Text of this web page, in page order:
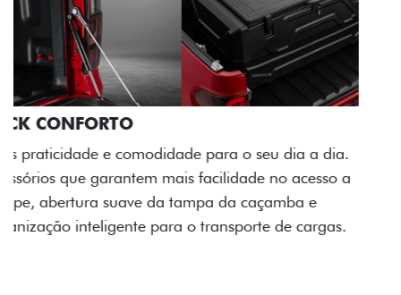
PACK OFF-ROAD
Prepare sua picape para qualquer desafio. O Pack
off-road combina engate de reboque para até 3,5
toneladas, alargadores de para-lamas e overbumper,
oferecendo mais capacidade de reboque, proteção